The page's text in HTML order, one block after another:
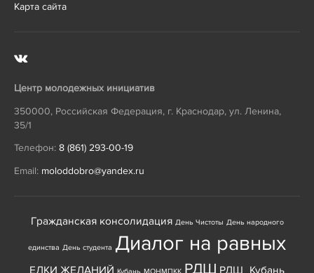
Карта сайта
Центр молодежных инициатив
350000, Российская Федерация, г. Краснодар, ул. Ленина,
35/1
Телефон: 8 (861) 293-00-19
Email: moloddobro@yandex.ru
Гражданская консолидация День Чистоты День народного
единства День студента Диалог на равных
РДШ